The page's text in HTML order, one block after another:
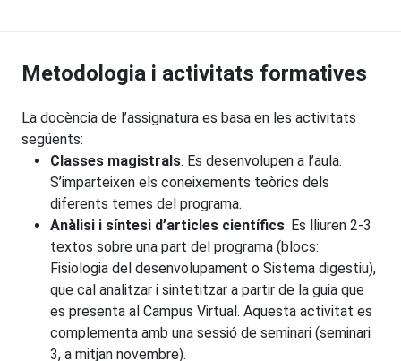
Metodologia i activitats formatives
La docència de l’assignatura es basa en les activitats
següents:
Classes magistrals. Es desenvolupen a l’aula.
S’imparteixen els coneixements teòrics dels
diferents temes del programa.
Anàlisi i síntesi d’articles científics. Es lliuren 2-3
textos sobre una part del programa (blocs:
Fisiologia del desenvolupament o Sistema digestiu),
que cal analitzar i sintetitzar a partir de la guia que
es presenta al Campus Virtual. Aquesta activitat es
complementa amb una sessió de seminari (seminari
3, a mitjan novembre).